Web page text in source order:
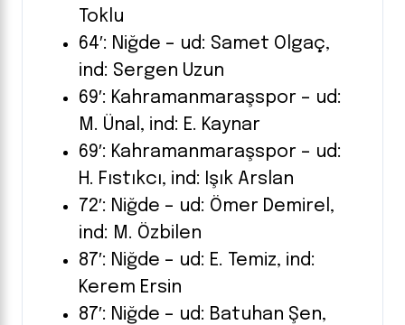
Toklu
64′: Niğde – ud: Samet Olgaç,
ind: Sergen Uzun
69′: Kahramanmaraşspor – ud:
M. Ünal, ind: E. Kaynar
69′: Kahramanmaraşspor – ud:
H. Fıstıkcı, ind: Işık Arslan
72′: Niğde – ud: Ömer Demirel,
ind: M. Özbilen
87′: Niğde – ud: E. Temiz, ind:
Kerem Ersin
87′: Niğde – ud: Batuhan Şen,